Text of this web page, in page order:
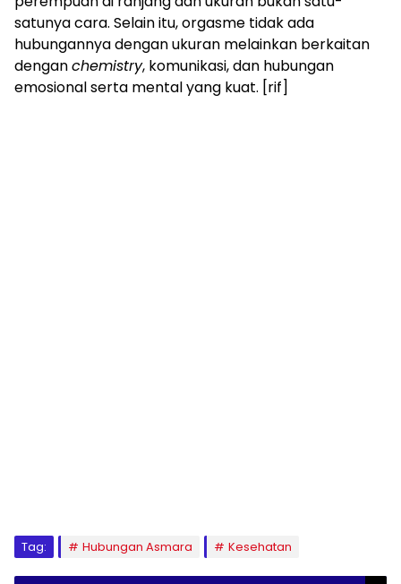
satunya cara. Selain itu, orgasme tidak ada
hubungannya dengan ukuran melainkan berkaitan
denganchemistry, komunikasi, dan hubungan
emosional serta mental yang kuat. [rif]
Tag: Hubungan Asmara Kesehatan